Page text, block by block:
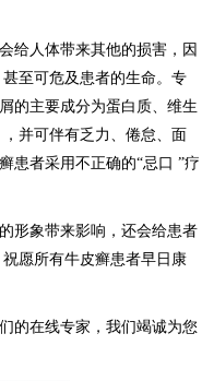
人体带来其他的损害，因
至可危及患者的生命。专
的主要成分为蛋白质、维生
并可伴有乏力、倦怠、面
患者采用不正确的“忌口 ”疗
形象带来影响，还会给患者
愿所有牛皮癣患者早日康
的在线专家，我们竭诚为您